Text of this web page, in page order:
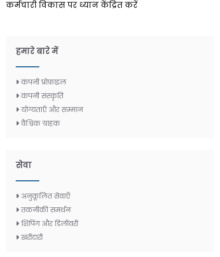
कर्मचारी विकास पर ध्यान केंद्रित करें
हमारे बारे में
कंपनी प्रोफ़ाइल
कंपनी संस्कृति
योग्यताएँ और सम्मान
वैश्विक ग्राहक
सेवा
अनुकूलित सेवाएँ
तकनीकी समर्थन
शिपिंग और डिलीवरी
खरीदारी